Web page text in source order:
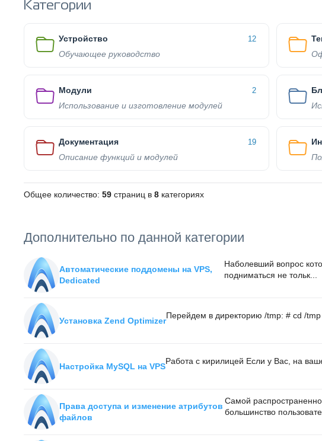
Категории
Устройство 12
Обучающее руководство
Модули 2
Использование и изготовление модулей
Документация 19
Описание функций и модулей
Общее количество: 59 страниц в 8 категориях
Дополнительно по данной категории
Автоматические поддомены на VPS,
Dedicated
Наболевший вопрос
подниматься не тольк...
Установка Zend Optimizer
Перейдем в директорию /tmp: # cd /tmp
Настройка MySQL на VPS
Работа с кирилицей Если у Вас, на
Права доступа и изменение атрибутов
файлов
Самой
большинство